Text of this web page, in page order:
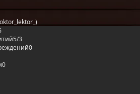
5/3
0
0